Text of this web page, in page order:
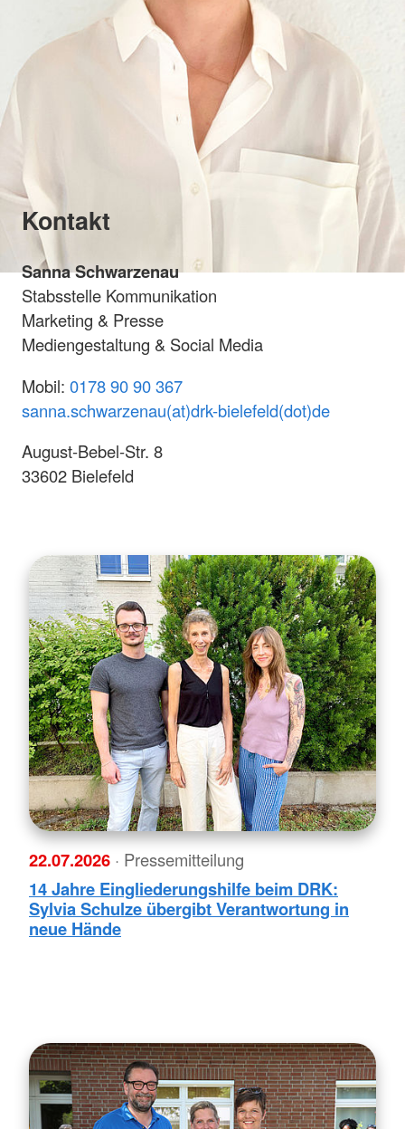
Kontakt
Sanna Schwarzenau
Stabsstelle Kommunikation
Marketing & Presse
Mediengestaltung & Social Media
Mobil: 0178 90 90 367
sanna.schwarzenau(at)drk-bielefeld(dot)de
August-Bebel-Str. 8
33602 Bielefeld
22.07.2026 · Pressemitteilung
14 Jahre Eingliederungshilfe beim DRK:
Sylvia Schulze übergibt Verantwortung in
neue Hände